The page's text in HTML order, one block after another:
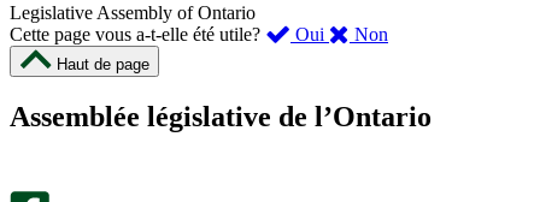
Legislative Assembly of Ontario
Cette page vous a-t-elle été utile?
Oui ,
été
Non
m’a
Haut de page
Assemblée législative de l’Ontario